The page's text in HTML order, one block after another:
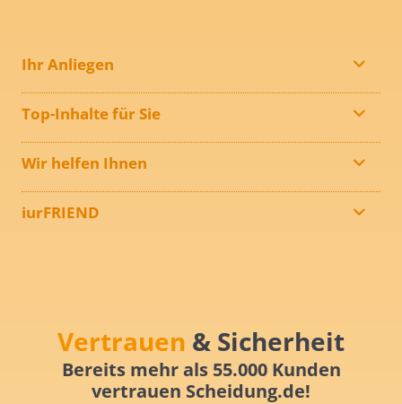
Ihr Anliegen
Top-Inhalte für Sie
Wir helfen Ihnen
iurFRIEND
Vertrauen & Sicherheit
Bereits mehr als 55.000 Kunden
vertrauen Scheidung.de!